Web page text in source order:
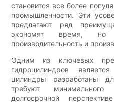
становится все более
промышленности. Эти
предлагают ряд
экономят время,
производительность и
Одним из ключевых
гидроцилиндров
цилиндры разработаны
требуют
долгосрочной